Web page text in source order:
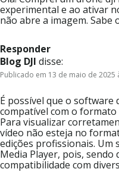
experimental e ao ativar
não abre a imagem. Sabe
Responder
Blog DJI disse:
Publicado em 13 de maio de 2025
É possível que o software
compatível com o
Para visualizar
vídeo não esteja no
edições profissionais. Um
Media Player, pois,
compatibilidade com